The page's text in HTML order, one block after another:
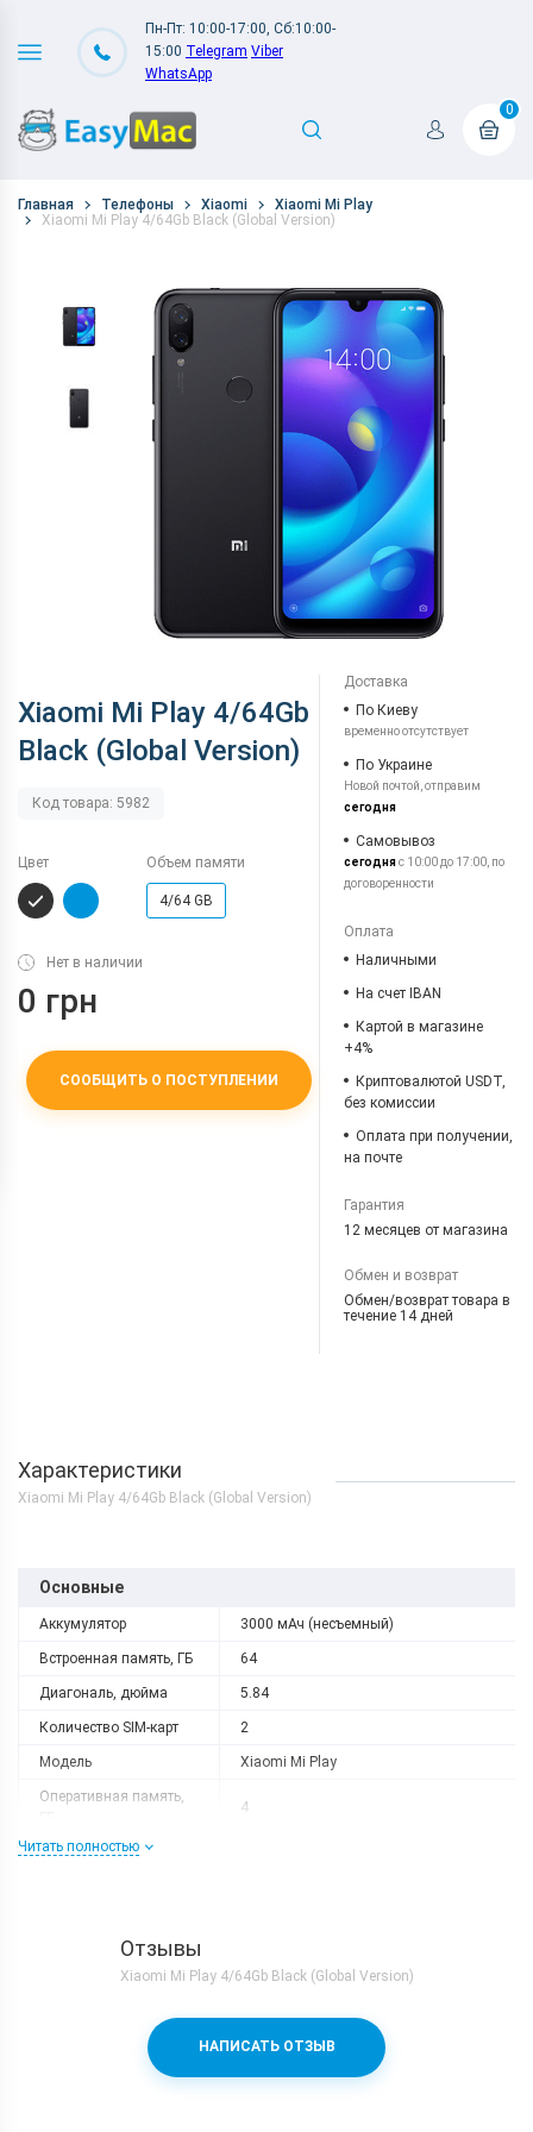
Пн-Пт: 10:00-17:00, Сб:10:00-
15:00 Telegram Viber
WhatsApp
0
Главная Телефоны Xiaomi
Xiaomi Mi Play
Xiaomi Mi Play 4/64Gb Black (Global Version)
Xiaomi Mi Play 4/64Gb
Black (Global Version)
Код товара: 5982
Цвет Объем памяти
4/64 GB
Нет в наличии
0 грн
СООБЩИТЬ О ПОСТУПЛЕНИИ
Доставка
По Киеву
временно отсутствует
По Украине
Новой почтой, отправим
сегодня
Самовывоз
сегодняс 10:00 до 17:00, по
договоренности
Оплата
Наличными
На счет IBAN
Картой в магазине
+4%
Криптовалютой USDT,
без комиссии
Оплата при получении,
на почте
Гарантия
12 месяцев от магазина
Обмен и возврат
Обмен/возврат товара в
течение 14 дней
Характеристики
Xiaomi Mi Play 4/64Gb Black (Global Version)
Основные
Аккумулятор 3000 мАч (несъемный)
Встроенная память, ГБ 64
Диагональ, дюйма 5.84
Количество SIM-карт 2
Модель Xiaomi Mi Play
Оперативная память,
4
Разрешение
Процессор
Mediatek Helio P35 + IMG PowerVR
GE8320
Читать полностью
Отзывы
Xiaomi Mi Play 4/64Gb Black (Global Version)
НАПИСАТЬ ОТЗЫВ